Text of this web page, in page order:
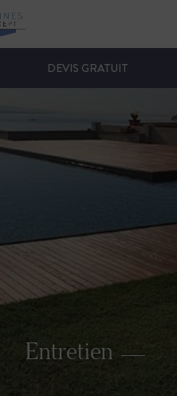
DEVIS GRATUIT
Entretien